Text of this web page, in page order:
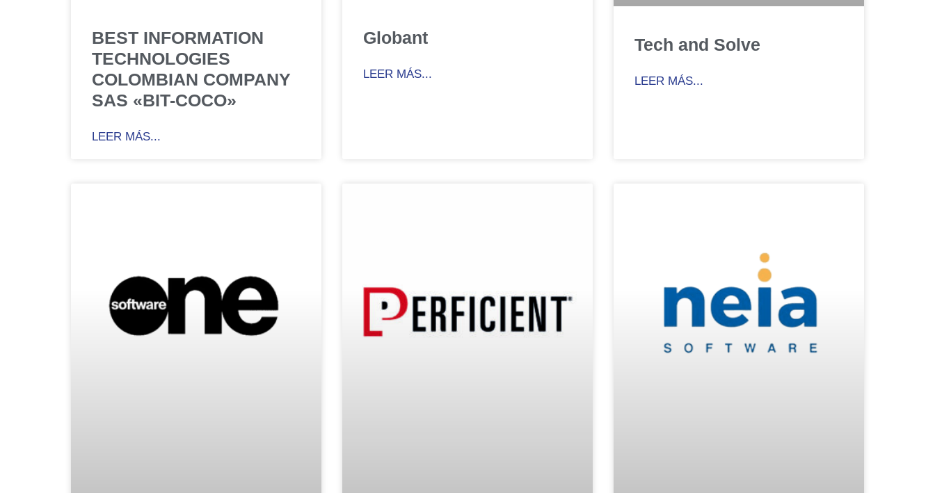
BEST INFORMATION
TECHNOLOGIES
COLOMBIAN COMPANY
SAS «BIT-COCO»
LEER MÁS...
Globant
LEER MÁS...
Tech and Solve
LEER MÁS...